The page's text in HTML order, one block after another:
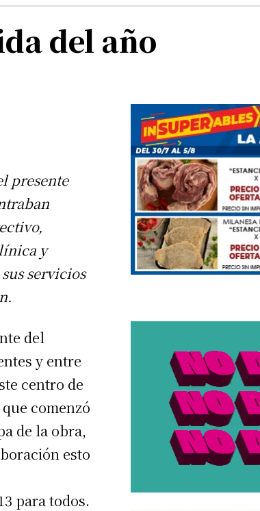
del año
presente
y
servicios
del
y entre
centro de
comenzó
de la obra,
esto
para todos.